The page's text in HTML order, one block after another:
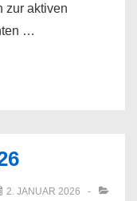
zur aktiven
…
2. JANUAR 2026